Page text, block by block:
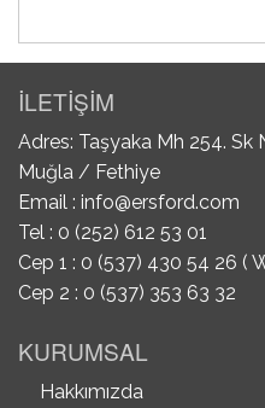
İLETİŞİM
Adres: Taşyaka Mh 254. Sk
Muğla / Fethiye
Email : info@ersford.com
Tel : 0 (252) 612 53 01
Cep 1 : 0 (537) 430 54 26 (
Cep 2 : 0 (537) 353 63 32
KURUMSAL
Hakkımızda